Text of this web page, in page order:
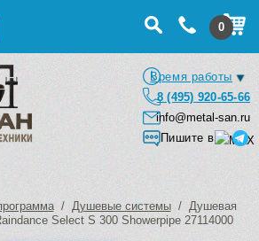
0
Время работы
8 (495) 920-65-66
info@metal-san.ru
Пишите в
/ Душевые системы/ Душевая
Select S 300 Showerpipe 27114000